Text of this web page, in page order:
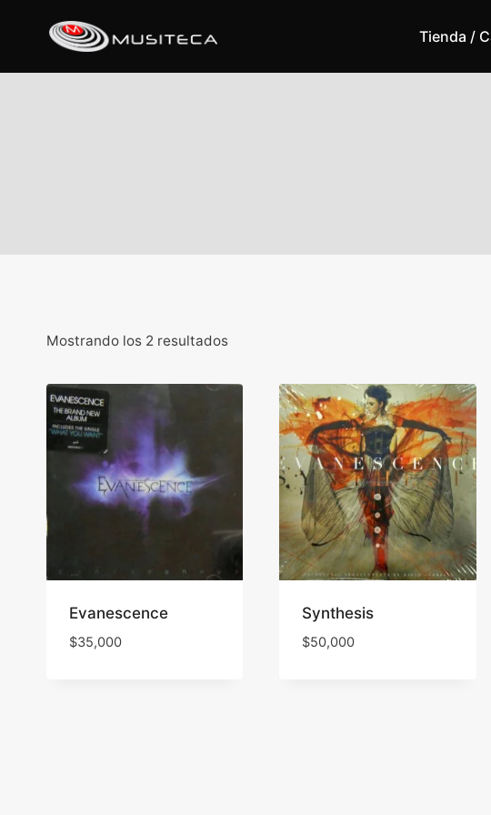
Tienda /
Mostrando los 2 resultados
Evanescence
$35,000
Synthesis
$50,000